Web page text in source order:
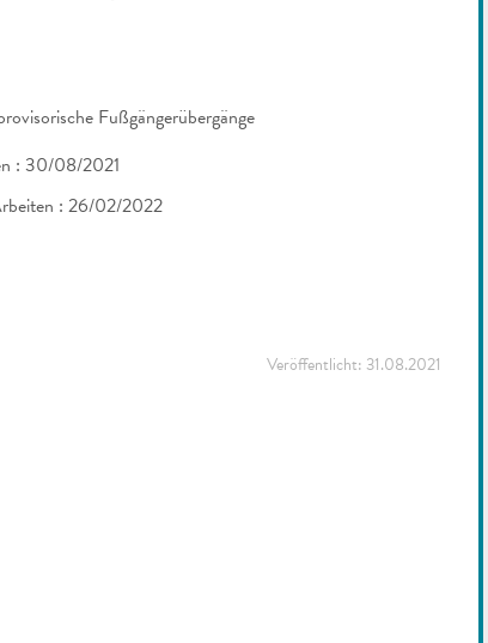
Veröffentlicht: 31.08.2021
Fußgängerübergänge
: 30/08/2021
: 26/02/2022